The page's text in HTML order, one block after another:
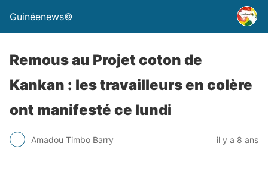
Guinéenews©
Remous au Projet coton de
Kankan : les travailleurs en colère
ont manifesté ce lundi
Amadou Timbo Barry il y a 8 ans